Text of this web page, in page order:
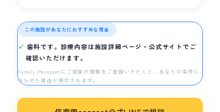
この施設があなたにおすすめな理由
歯科です。診療内容は施設詳細ページ・公式サイトでご
確認いただけます。
Family Passportにご家族の情報をご登録いただくと、あなたの条件に
合わせた理由が表示されます。